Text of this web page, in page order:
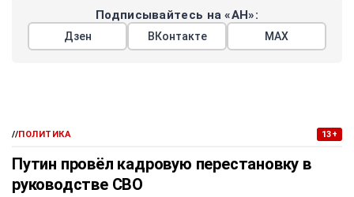
Подписывайтесь на «АН»:
Дзен ВКонтакте МАХ
//ПОЛИТИКА 13+
Путин провёл кадровую перестановку в
руководстве СВО